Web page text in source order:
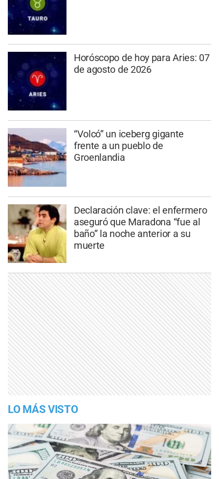
Horóscopo de hoy para Aries: 07
de agosto de 2026
“Volcó” un iceberg gigante
frente a un pueblo de
Groenlandia
Declaración clave: el enfermero
aseguró que Maradona “fue al
baño” la noche anterior a su
muerte
LO MÁS VISTO